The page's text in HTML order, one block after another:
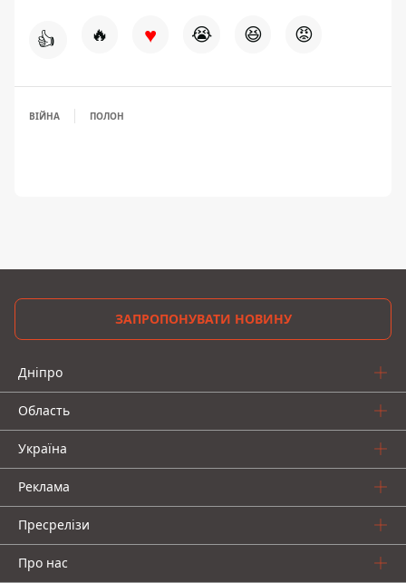
👍 🔥 ♥ 😭 😆 😡
ВІЙНА ПОЛОН
ЗАПРОПОНУВАТИ НОВИНУ
Дніпро
Область
Україна
Реклама
Пресрелізи
Про нас